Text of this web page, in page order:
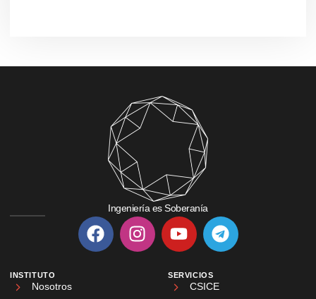
Ingeniería es Soberanía
INSTITUTO
Nosotros
SERVICIOS
CSICE